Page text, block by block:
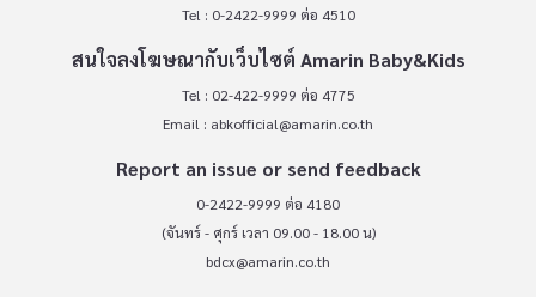
Tel : 0-2422-9999 ต่อ 4510
สนใจลงโฆษณากับเว็บไซต์ Amarin Baby&Kids
Tel : 02-422-9999 ต่อ 4775
Email : abkofficial@amarin.co.th
Report an issue or send feedback
0-2422-9999 ต่อ 4180
(จันทร์ - ศุกร์ เวลา 09.00 - 18.00 น)
bdcx@amarin.co.th